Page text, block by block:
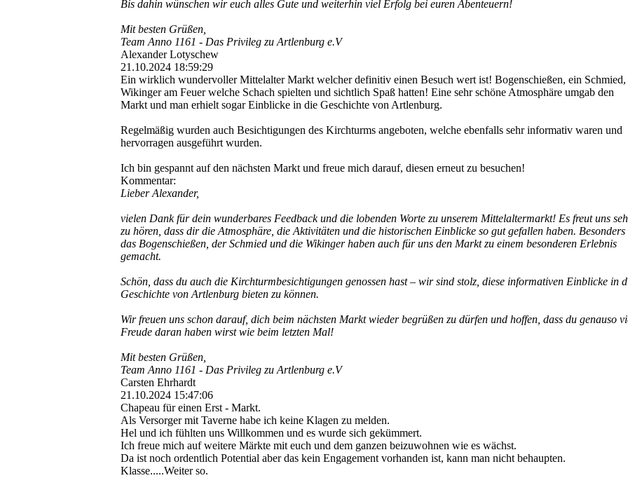
Bis dahin wünschen wir euch alles Gute und weiterhin viel Erfolg bei euren Abenteuern!
Mit besten Grüßen,
Team Anno 1161 - Das Privileg zu Artlenburg e.V
Alexander Lotyschew
21.10.2024 18:59:29
Ein wirklich wundervoller Mittelalter Markt welcher definitiv einen Besuch wert ist! Bogenschießen, ein Schmied,
Wikinger am Feuer welche Schach spielten und sichtlich Spaß hatten! Eine sehr schöne Atmosphäre umgab den
Markt und man erhielt sogar Einblicke in die Geschichte von Artlenburg.
Regelmäßig wurden auch Besichtigungen des Kirchturms angeboten, welche ebenfalls sehr informativ waren und
hervorragen ausgeführt wurden.
Ich bin gespannt auf den nächsten Markt und freue mich darauf, diesen erneut zu besuchen!
Kommentar:
Lieber Alexander,
vielen Dank für dein wunderbares Feedback und die lobenden Worte zu unserem Mittelaltermarkt! Es freut uns
zu hören, dass dir die Atmosphäre, die Aktivitäten und die historischen Einblicke so gut gefallen haben. Besonders
das Bogenschießen, der Schmied und die Wikinger haben auch für uns den Markt zu einem besonderen Erlebnis
gemacht.
Schön, dass du auch die Kirchturmbesichtigungen genossen hast – wir sind stolz, diese informativen Einblicke in
Geschichte von Artlenburg bieten zu können.
Wir freuen uns schon darauf, dich beim nächsten Markt wieder begrüßen zu dürfen und hoffen, dass du genauso
Freude daran haben wirst wie beim letzten Mal!
Mit besten Grüßen,
Team Anno 1161 - Das Privileg zu Artlenburg e.V
Carsten Ehrhardt
21.10.2024 15:47:06
Chapeau für einen Erst - Markt.
Als Versorger mit Taverne habe ich keine Klagen zu melden.
Hel und ich fühlten uns Willkommen und es wurde sich gekümmert.
Ich freue mich auf weitere Märkte mit euch und dem ganzen beizuwohnen wie es wächst.
Da ist noch ordentlich Potential aber das kein Engagement vorhanden ist, kann man nicht behaupten.
Klasse.....Weiter so.